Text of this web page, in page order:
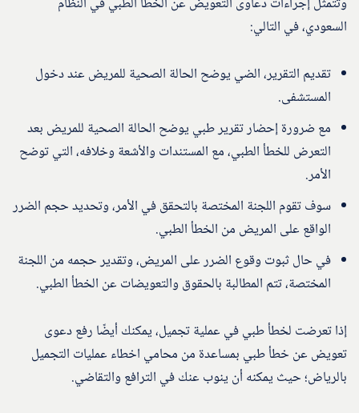
السعودي، في التالي:
تقديم التقرير، الضي يوضح الحالة الصحية للمريض عند دخول
المستشفى.
مع ضرورة إحضار تقرير طبي يوضح الحالة الصحية للمريض بعد
التعرض للخطأ الطبي، مع المستندات والأشعة وخلافه، التي توضح
الأمر.
سوف تقوم اللجنة المختصة بالتحقق في الأمر، وتحديد حجم الضرر
الواقع على المريض من الخطأ الطبي.
في حال ثبوت وقوع الضرر على المريض، وتقدير حجمه من اللجنة
المختصة، تتم المطالبة بالحقوق والتعويضات عن الخطأ الطبي.
إذا تعرضت لخطأ طبي في عملية تجميل، يمكنك أيضًا رفع دعوى
تعويض عن خطأ طبي بمساعدة من محامي اخطاء عمليات التجميل
بالرياض؛ حيث يمكنه أن ينوب عنك في الترافع والتقاضي.